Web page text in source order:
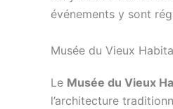
événements y sont
Musée du Vieux
Le Musée du Vieux
l’architecture